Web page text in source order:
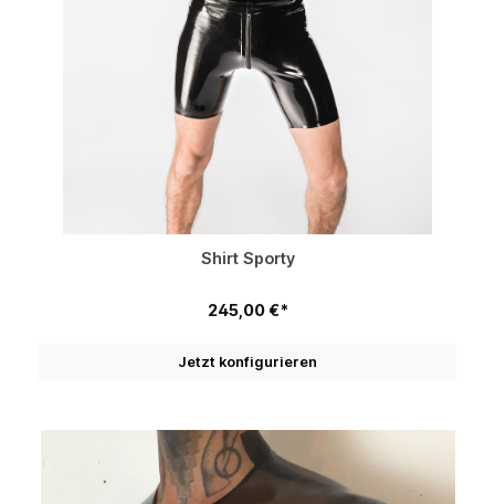
Shirt Sporty
245,00 €*
Jetzt konfigurieren